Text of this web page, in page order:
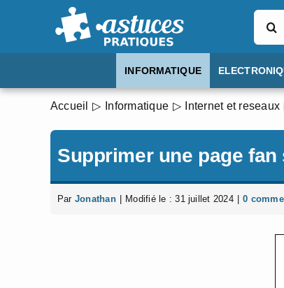
INFORMATIQUE
Accueil Informatique Internet et reseaux
Supprimer une page
Par Jonathan Modifié le : 31 juillet 2024 0